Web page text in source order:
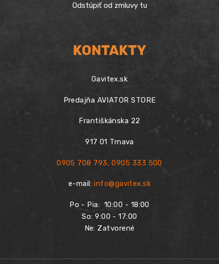
Odstúpiť od zmluvy tu
KONTAKTY
Gavitex.sk
Predajňa AVIATOR STORE
Františkánska 22
917 01 Trnava
0905 708 793,0905 333 500
e-mail:info@gavitex.sk
Po - Pia:10:00 - 18:00
So: 9:00 - 17:00
Ne: Zatvorené